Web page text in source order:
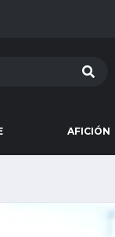
AFICIÓN